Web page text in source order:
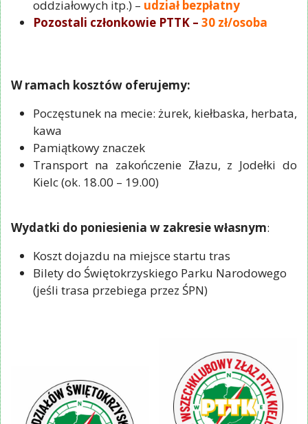
oddziałowych itp.) – udział bezpłatny
Pozostali członkowie PTTK – 30 zł/osoba
W ramach kosztów oferujemy:
Poczęstunek na mecie: żurek, kiełbaska, herbata,
kawa
Pamiątkowy znaczek
Transport na zakończenie Złazu, z Jodełki do
Kielc (ok. 18.00 – 19.00)
Wydatki do poniesienia w zakresie własnym:
Koszt dojazdu na miejsce startu tras
Bilety do Świętokrzyskiego Parku Narodowego
(jeśli trasa przebiega przez ŚPN)